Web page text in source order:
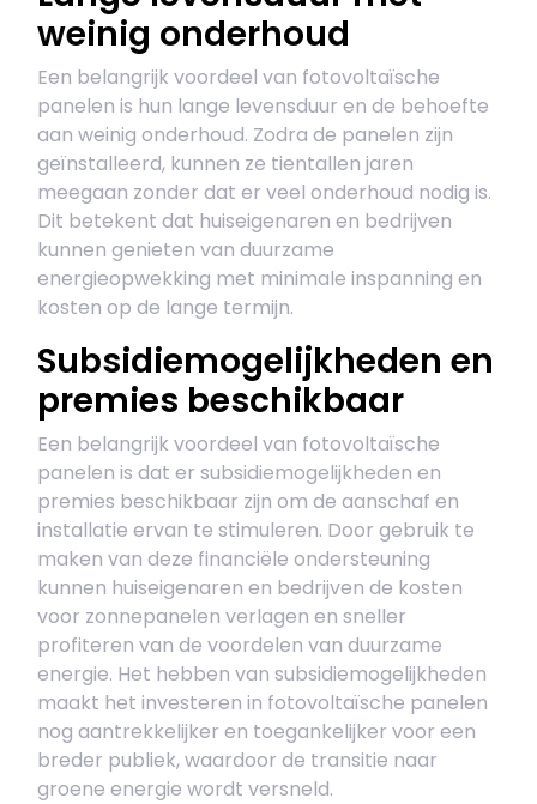
weinig onderhoud
Een belangrijk voordeel van fotovoltaïsche
panelen is hun lange levensduur en de behoefte
aan weinig onderhoud. Zodra de panelen zijn
geïnstalleerd, kunnen ze tientallen jaren
meegaan zonder dat er veel onderhoud nodig is.
Dit betekent dat huiseigenaren en bedrijven
kunnen genieten van duurzame
energieopwekking met minimale inspanning en
kosten op de lange termijn.
Subsidiemogelijkheden en
premies beschikbaar
Een belangrijk voordeel van fotovoltaïsche
panelen is dat er subsidiemogelijkheden en
premies beschikbaar zijn om de aanschaf en
installatie ervan te stimuleren. Door gebruik te
maken van deze financiële ondersteuning
kunnen huiseigenaren en bedrijven de kosten
voor zonnepanelen verlagen en sneller
profiteren van de voordelen van duurzame
energie. Het hebben van subsidiemogelijkheden
maakt het investeren in fotovoltaïsche panelen
nog aantrekkelijker en toegankelijker voor een
breder publiek, waardoor de transitie naar
groene energie wordt versneld.